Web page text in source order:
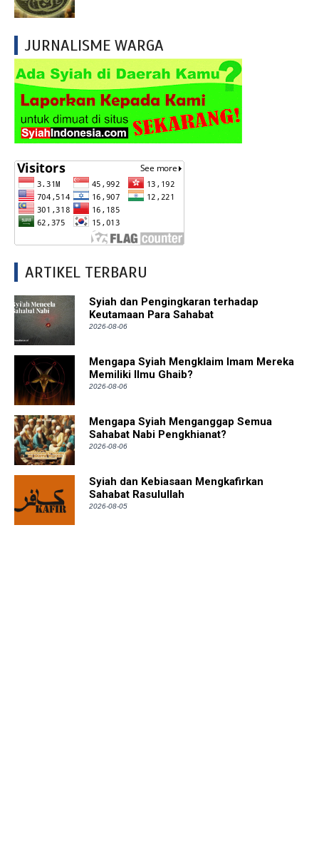
JURNALISME WARGA
ARTIKEL TERBARU
Syiah dan Pengingkaran terhadap
Keutamaan Para Sahabat
2026-08-06
Mengapa Syiah Mengklaim Imam Mereka
Memiliki Ilmu Ghaib?
2026-08-06
Mengapa Syiah Menganggap Semua
Sahabat Nabi Pengkhianat?
2026-08-06
Syiah dan Kebiasaan Mengkafirkan
Sahabat Rasulullah
2026-08-05